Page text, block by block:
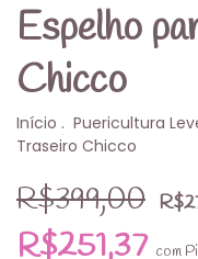
Espelho
Chicco
Início . Puericultura
Traseiro Chicco
R$399,00
R$251,37 com